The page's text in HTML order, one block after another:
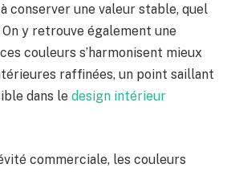
conserver une valeur stable, quel
y retrouve également une
couleurs s’harmonisent mieux
raffinées, un point saillant
dans le design intérieur
commerciale, les couleurs